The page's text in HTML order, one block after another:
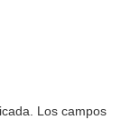
Los campos